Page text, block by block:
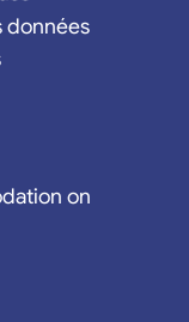
données
on